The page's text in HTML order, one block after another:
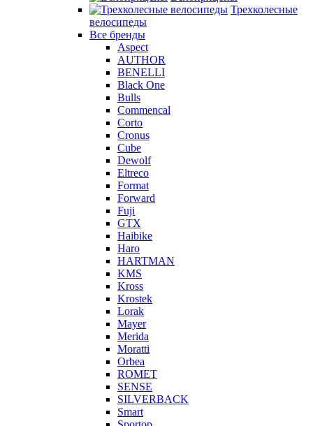
Трехколесные
велосипеды
Все бренды
Aspect
AUTHOR
BENELLI
Black One
Bulls
Commencal
Corto
Cronus
Cube
Dewolf
Eltreco
Format
Forward
Fuji
GTX
Haibike
Haro
HARTMAN
KMS
Kross
Krostek
Lorak
Mayer
Merida
Moratti
Orbea
ROMET
SENSE
SILVERBACK
Smart